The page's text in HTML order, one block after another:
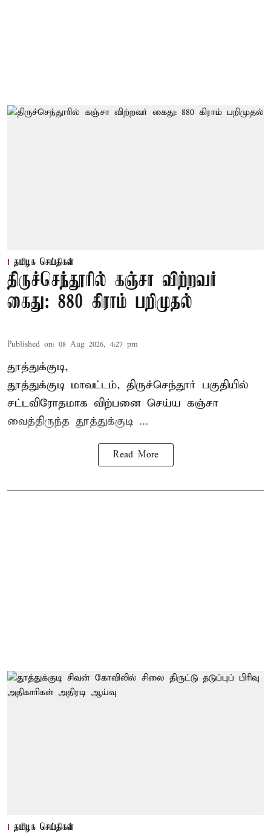
தமிழக செய்திகள்
திருச்செந்தூரில் கஞ்சா விற்றவர்
கைது: 880 கிராம் பறிமுதல்
Published on: 08 Aug 2026, 4:27 pm
தூத்துக்குடி,
தூத்துக்குடி மாவட்டம், திருச்செந்தூர் பகுதியில்
சட்டவிரோதமாக விற்பனை செய்ய கஞ்சா
வைத்திருந்த தூத்துக்குடி ...
Read More
தமிழக செய்திகள்